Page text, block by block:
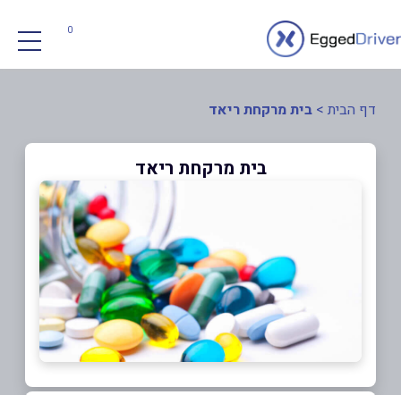
0
דף הבית > בית מרקחת ריאד
בית מרקחת ריאד